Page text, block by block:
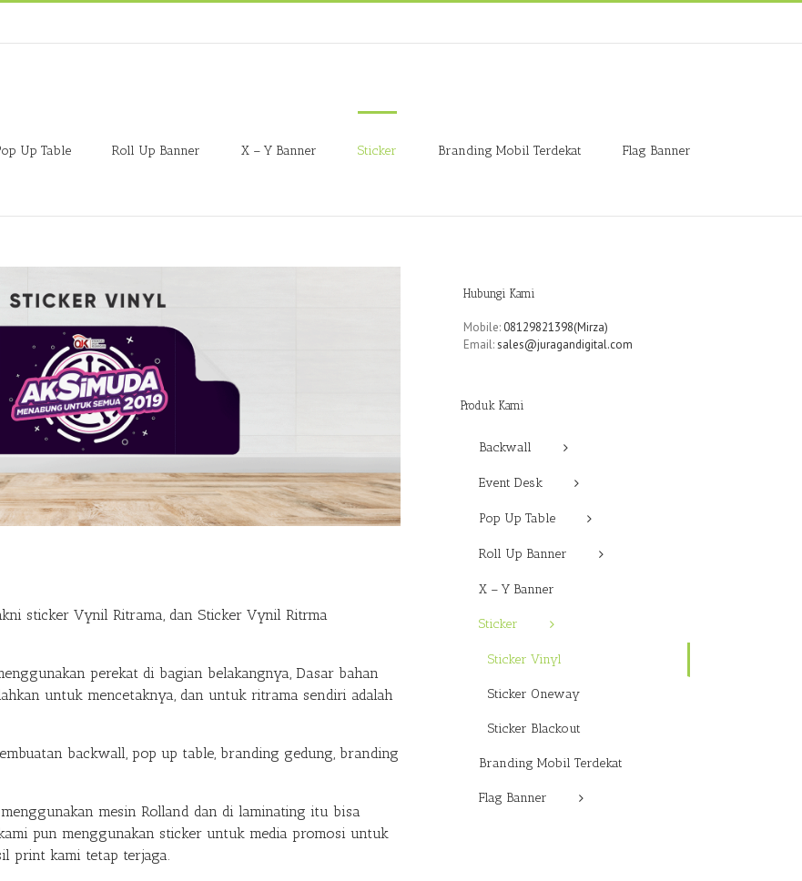
Up Table Roll Up Banner X – Y Banner Sticker Branding Mobil Terdekat Flag Banner
sticker Vynil Ritrama, dan Sticker Vynil Ritrma
perekat di bagian belakangnya, Dasar bahan
untuk mencetaknya, dan untuk ritrama sendiri adalah
backwall, pop up table, branding gedung, branding
mesin Rolland dan di laminating itu bisa
pun menggunakan sticker untuk media promosi untuk
print kami tetap terjaga.
Hubungi Kami
Mobile: 08129821398(Mirza)
Email:sales@juragandigital.com
Produk Kami
Backwall
Event Desk
Pop Up Table
Roll Up Banner
X – Y Banner
Sticker
Sticker Vinyl
Sticker Oneway
Sticker Blackout
Branding Mobil Terdekat
Flag Banner